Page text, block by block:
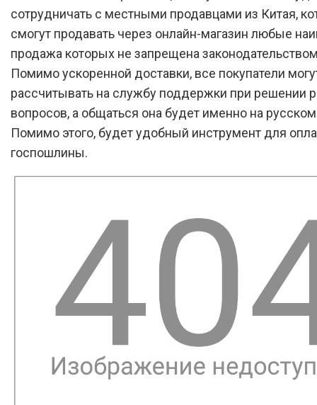
сотрудничать с местными продавцами из Китая,
смогут продавать через онлайн-магазин любые
продажа которых не запрещена
Помимо ускоренной доставки, все покупатели
рассчитывать на службу поддержки при решении
вопросов, а общаться она будет именно на
Помимо этого, будет удобный инструмент для
госпошлины.